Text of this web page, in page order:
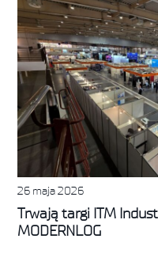
26 maja 2026
Trwają targi ITM
MODERNLOG